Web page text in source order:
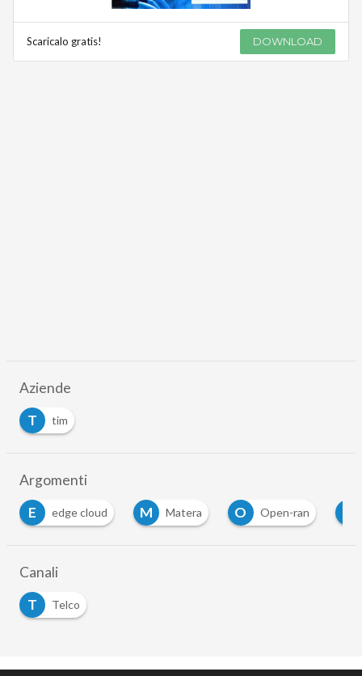
Scaricalo gratis! DOWNLOAD
Aziende
T
tim
Argomenti
cloud M Matera O Open-ran T torino
Canali
T
Telco